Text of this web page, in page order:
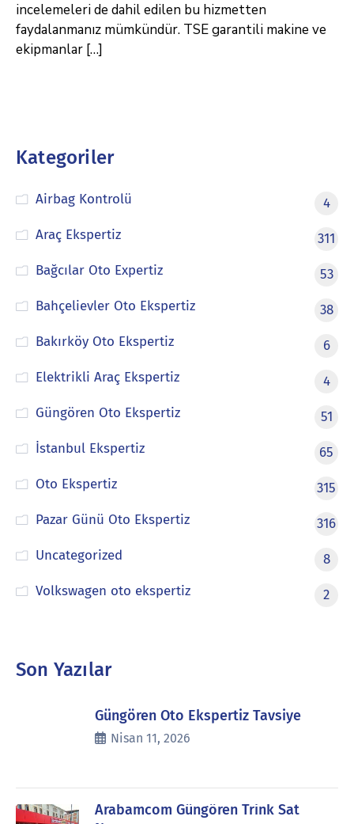
incelemeleri de dahil edilen bu hizmetten
faydalanmanız mümkündür. TSE garantili makine ve
ekipmanlar […]
Kategoriler
Airbag Kontrolü
4
Araç Ekspertiz
311
Bağcılar Oto Expertiz
53
Bahçelievler Oto Ekspertiz
38
Bakırköy Oto Ekspertiz
6
Elektrikli Araç Ekspertiz
4
Güngören Oto Ekspertiz
51
İstanbul Ekspertiz
65
Oto Ekspertiz
315
Pazar Günü Oto Ekspertiz
316
Uncategorized
8
Volkswagen oto ekspertiz
2
Son Yazılar
Güngören Oto Ekspertiz Tavsiye
Nisan 11, 2026
Arabamcom Güngören Trink Sat